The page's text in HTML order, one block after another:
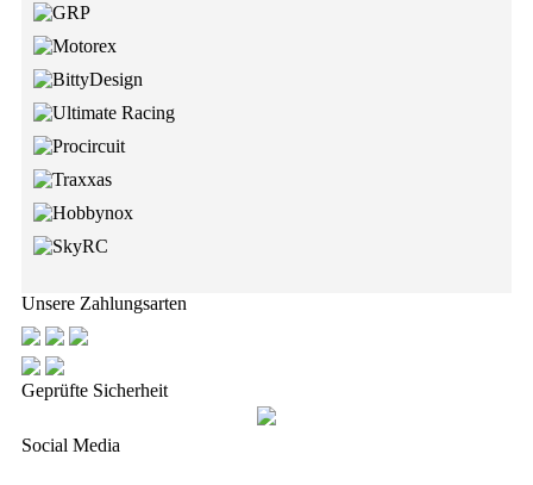
Unsere Zahlungsarten
Geprüfte Sicherheit
Social Media